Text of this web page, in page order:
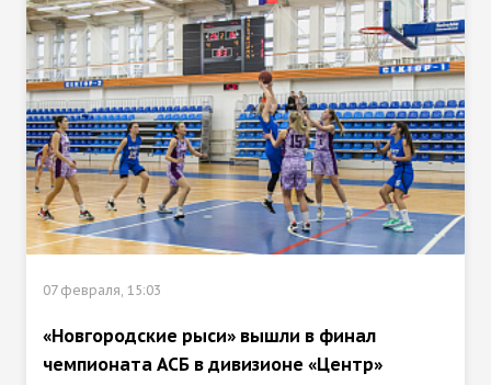
07 февраля, 15:03
«Новгородские рыси» вышли в финал
чемпионата АСБ в дивизионе «Центр»